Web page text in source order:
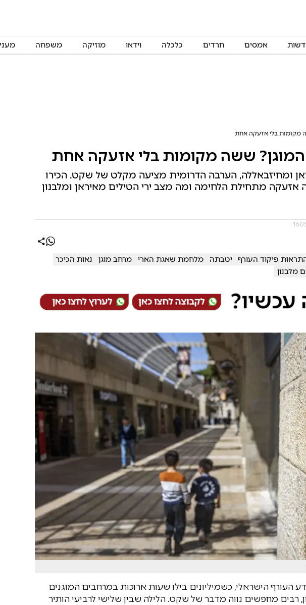
אמסים חרדים כלכלה וידאו מוזיקה משפחה
מקומות בלי אזעקה אחת
ששה מקומות בלי אזעקה אחת
ומחיזבאללה, הערבה הדרומית מציעה מקלט של שקט. הכירו
אזעקה מתחילת הלחימה ומה מצב ירי הטילים מאיראן ומלבנון
פיקוד העורף יטבתה מלחמת שאגת הארי מרחב מוגן
נאות הכיכר
מלבנון
העורף הישראלי, כשמיליונים בילו שעות ארוכות במרחבים המוגנים
מחפשים נווה מדבר של שקט. הלילה שבין שלישי לרביעי הותיר